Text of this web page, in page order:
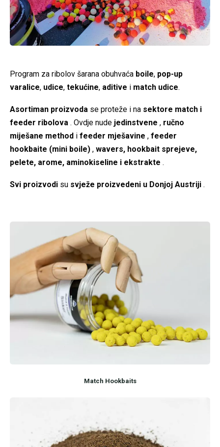
Program za ribolov šarana obuhvaća boile, pop-up
varalice, udice, tekućine, aditive i match udice.
Asortiman proizvoda se proteže i na sektore match i
feeder ribolova . Ovdje nude jedinstvene , ručno
miješane method i feeder mješavine , feeder
hookbaite (mini boile) , wavers, hookbait sprejeve,
pelete, arome, aminokiseline i ekstrakte .
Svi proizvodi su svježe proizvedeni u Donjoj Austriji .
Match Hookbaits